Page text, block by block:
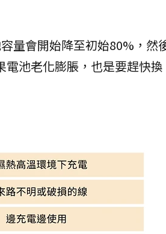
量會開始降至初始80%，然
池老化膨脹，也是要趕快